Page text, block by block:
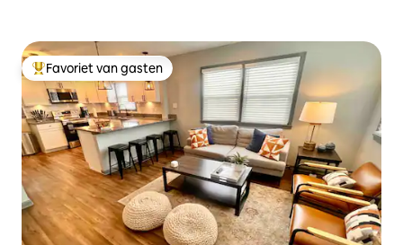
Topfavoriet van gasten
Favoriet van gasten